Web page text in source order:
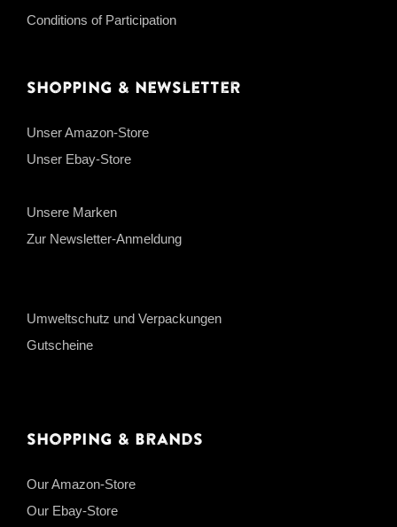
Conditions of Participation
Shopping & Newsletter
Unser Amazon-Store
Unser Ebay-Store
Unsere Marken
Zur Newsletter-Anmeldung
Umweltschutz und Verpackungen
Gutscheine
Shopping & Brands
Our Amazon-Store
Our Ebay-Store